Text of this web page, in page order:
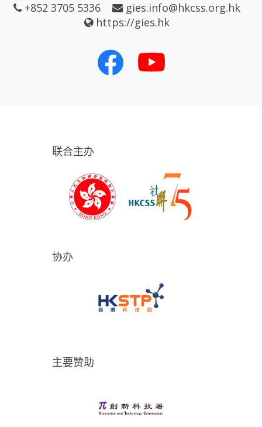
+852 3705 5336
gies.info@hkcss.org.hk
https://gies.hk
联合主办
协办
主要赞助